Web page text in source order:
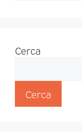
Cerca
Cerca